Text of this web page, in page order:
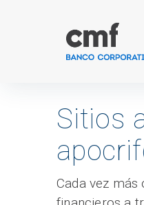
Sitios
Cada vez